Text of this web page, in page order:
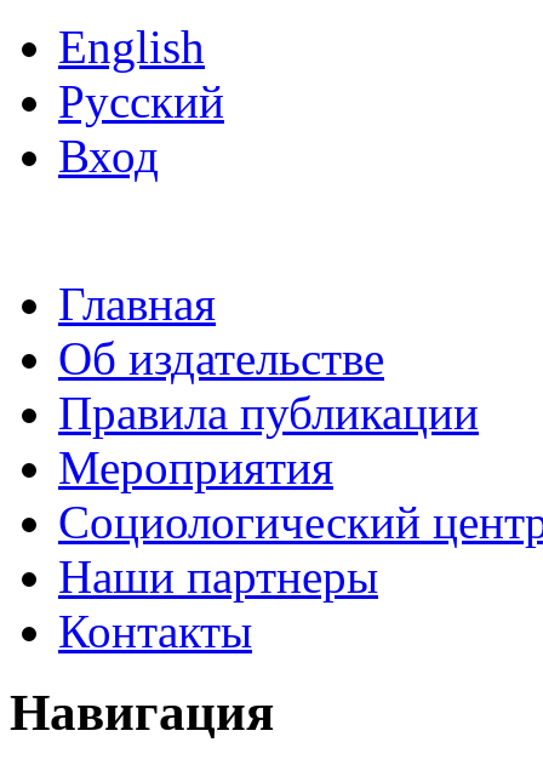
English
Русский
Вход
Главная
Об издательстве
Правила публикации
Мероприятия
Социологический
Наши партнеры
Контакты
Навигация